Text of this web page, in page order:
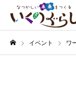
イベント ワ